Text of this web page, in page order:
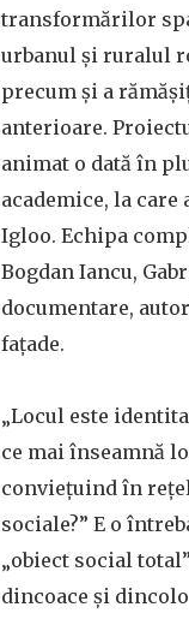
transformărilor
urbanul și ruralul
precum și a
anterioare.
animat o dată în
academice, la
Igloo. Echipa
Bogdan Iancu,
documentare,
fațade.
„Locul este
ce mai înseamnă
conviețuind în
sociale?” E o
„obiect social
dincoace și